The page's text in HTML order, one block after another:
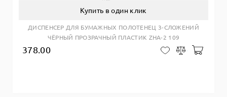
Купить в один клик
ДИСПЕНСЕР ДЛЯ БУМАЖНЫХ ПОЛОТЕНЕЦ 3-СЛОЖЕНИЙ
ЧЁРНЫЙ ПРОЗРАЧНЫЙ ПЛАСТИК ZHA-2 109
378.00 В закладки
Сравнить